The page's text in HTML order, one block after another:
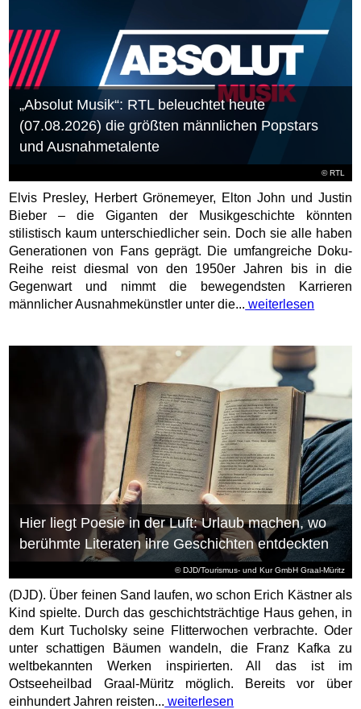
©RTL
„Absolut Musik“: RTL beleuchtet heute
(07.08.2026) die größten männlichen Popstars
und Ausnahmetalente
Elvis Presley, Herbert Grönemeyer, Elton John und Justin
Bieber – die Giganten der Musikgeschichte könnten
stilistisch kaum unterschiedlicher sein. Doch sie alle haben
Generationen von Fans geprägt. Die umfangreiche Doku-
Reihe reist diesmal von den 1950er Jahren bis in die
Gegenwart und nimmt die bewegendsten Karrieren
männlicher Ausnahmekünstler unter die... weiterlesen
© DJD/Tourismus- und Kur GmbH Graal-Müritz
Hier liegt Poesie in der Luft: Urlaub machen, wo
berühmte Literaten ihre Geschichten entdeckten
(DJD). Über feinen Sand laufen, wo schon Erich Kästner als
Kind spielte. Durch das geschichtsträchtige Haus gehen, in
dem Kurt Tucholsky seine Flitterwochen verbrachte. Oder
unter schattigen Bäumen wandeln, die Franz Kafka zu
weltbekannten Werken inspirierten. All das ist im
Ostseeheilbad Graal-Müritz möglich. Bereits vor über
einhundert Jahren reisten... weiterlesen